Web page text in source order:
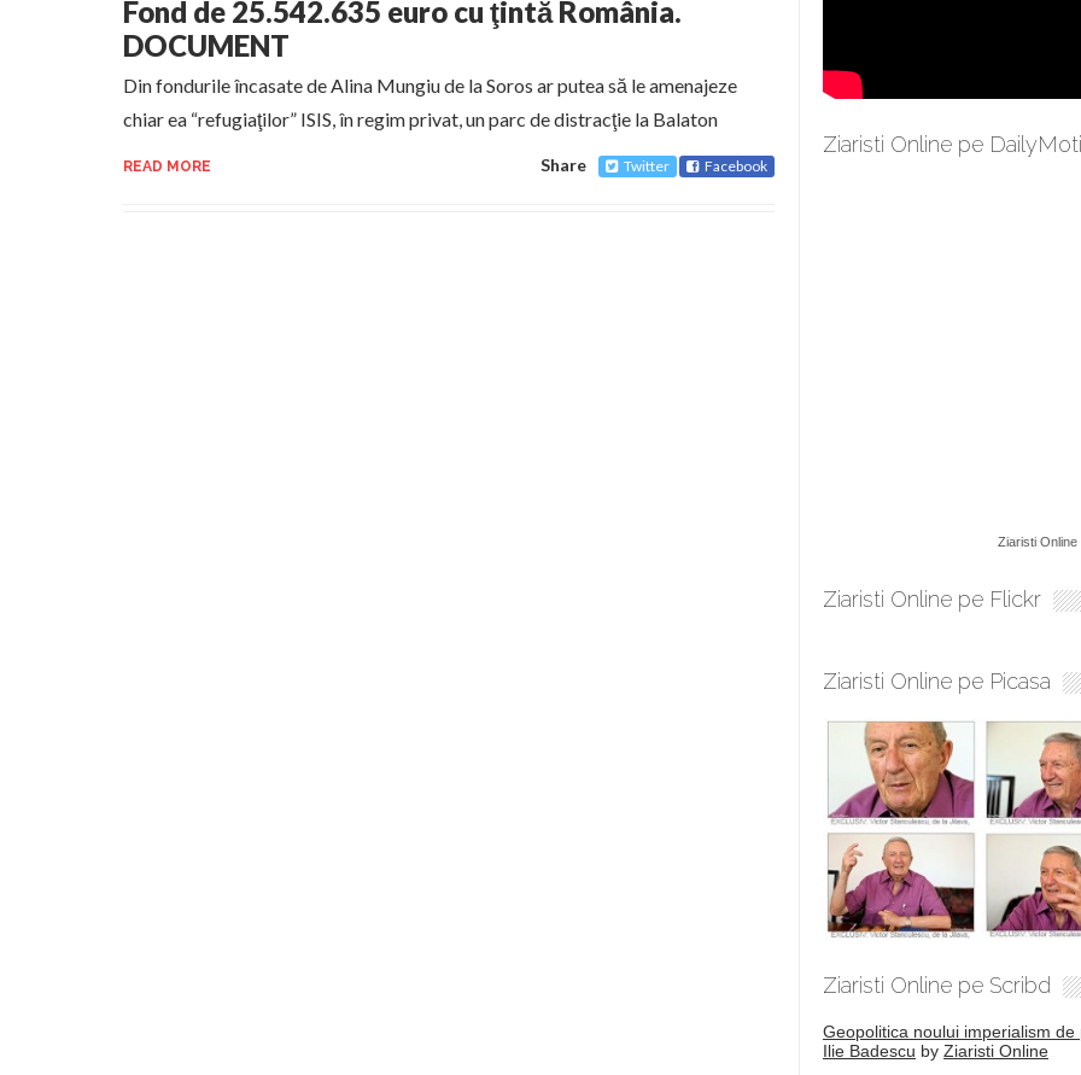
Fond de 25.542.635 euro cu ţintă România.
DOCUMENT
Din fondurile încasate de Alina Mungiu de la Soros ar putea să le amenajeze
chiar ea “refugiaţilor” ISIS, în regim privat, un parc de distracţie la Balaton
READ MORE Share Twitter Facebook
Ziaristi Online pe
Ziaristi Online
Ziaristi Online pe Flickr
Ziaristi Online pe Picasa
Ziaristi Online pe Scribd
Geopolitica noului imperialism de
Ilie Badescu by Ziaristi Online